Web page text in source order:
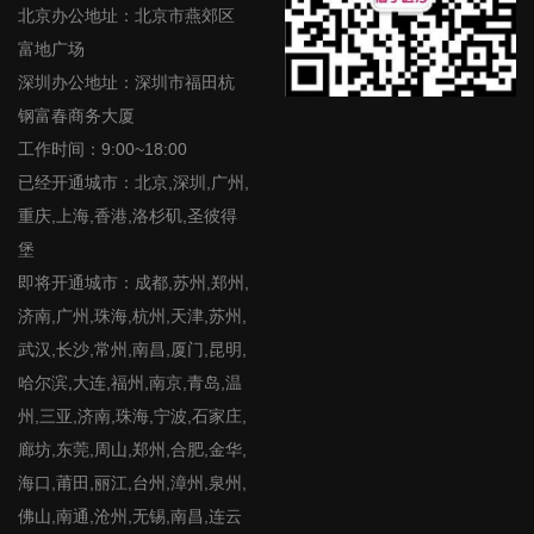
北京办公地址：北京市燕郊区
富地广场
深圳办公地址：深圳市福田杭
钢富春商务大厦
工作时间：9:00~18:00
已经开通城市：北京,深圳,广州,
重庆,上海,香港,洛杉矶,圣彼得
堡
即将开通城市：成都,苏州,郑州,
济南,广州,珠海,杭州,天津,苏州,
武汉,长沙,常州,南昌,厦门,昆明,
哈尔滨,大连,福州,南京,青岛,温
州,三亚,济南,珠海,宁波,石家庄,
廊坊,东莞,周山,郑州,合肥,金华,
海口,莆田,丽江,台州,漳州,泉州,
佛山,南通,沧州,无锡,南昌,连云